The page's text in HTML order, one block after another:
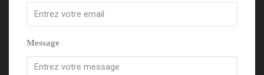
Message